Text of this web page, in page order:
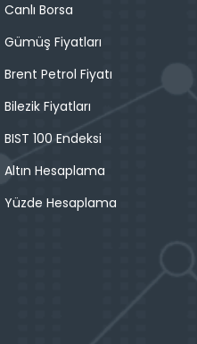
Canlı Borsa
Gümüş Fiyatları
Brent Petrol Fiyatı
Bilezik Fiyatları
BIST 100 Endeksi
Altın Hesaplama
Yüzde Hesaplama